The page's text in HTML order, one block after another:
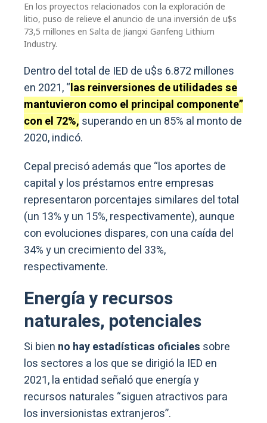
En los proyectos relacionados con la exploración de
litio, puso de relieve el anuncio de una inversión de u$s
73,5 millones en Salta de Jiangxi Ganfeng Lithium
Industry.
Dentro del total de IED de u$s 6.872 millones
en 2021, “las reinversiones de utilidades se
mantuvieron como el principal componente”
con el 72%, superando en un 85% al monto de
2020, indicó.
Cepal precisó además que “los aportes de
capital y los préstamos entre empresas
representaron porcentajes similares del total
(un 13% y un 15%, respectivamente), aunque
con evoluciones dispares, con una caída del
34% y un crecimiento del 33%,
respectivamente.
Energía y recursos
naturales, potenciales
Si bien no hay estadísticas oficiales sobre
los sectores a los que se dirigió la IED en
2021, la entidad señaló que energía y
recursos naturales “siguen atractivos para
los inversionistas extranjeros”.